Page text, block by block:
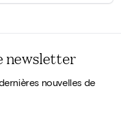
newsletter
nouvelles de